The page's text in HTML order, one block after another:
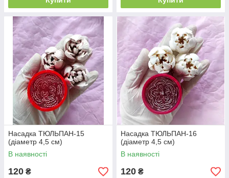
Насадка ТЮЛЬПАН-15
(діаметр 4,5 см)
В наявності
120 ₴
Насадка ТЮЛЬПАН-16
(діаметр 4,5 см)
В наявності
120 ₴